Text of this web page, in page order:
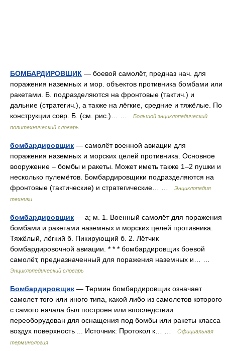
БОМБАРДИРОВЩИК — боевой самолёт, предназ нач. для
поражения наземных и мор. объектов противника бомбами или
ракетами. Б. подразделяются на фронтовые (тактич.) и
дальние (стратегич.), а также на лёгкие, средние и тяжёлые. По
конструкции совр. Б. (см. рис.)… …
Большой энциклопедический
политехнический словарь
бомбардировщик — самолёт военной авиации для
поражения наземных и морских целей противника. Основное
вооружение – бомбы и ракеты. Может иметь также 1–2 пушки и
несколько пулемётов. Бомбардировщики подразделяются на
фронтовые (тактические) и стратегические… …
Энциклопедия
техники
бомбардировщик — а; м. 1. Военный самолёт для поражения
бомбами и ракетами наземных и морских целей противника.
Тяжёлый, лёгкий б. Пикирующий б. 2. Лётчик
бомбардировочной авиации. * * * бомбардировщик боевой
самолёт, предназначенный для поражения наземных и… …
Энциклопедический словарь
Бомбардировщик — Термин бомбардировщик означает
самолет того или иного типа, какой либо из самолетов которого
с самого начала был построен или впоследствии
переоборудован для оснащения под бомбы или ракеты класса
воздух поверхность ... Источник: Протокол к… …
Официальная
терминология